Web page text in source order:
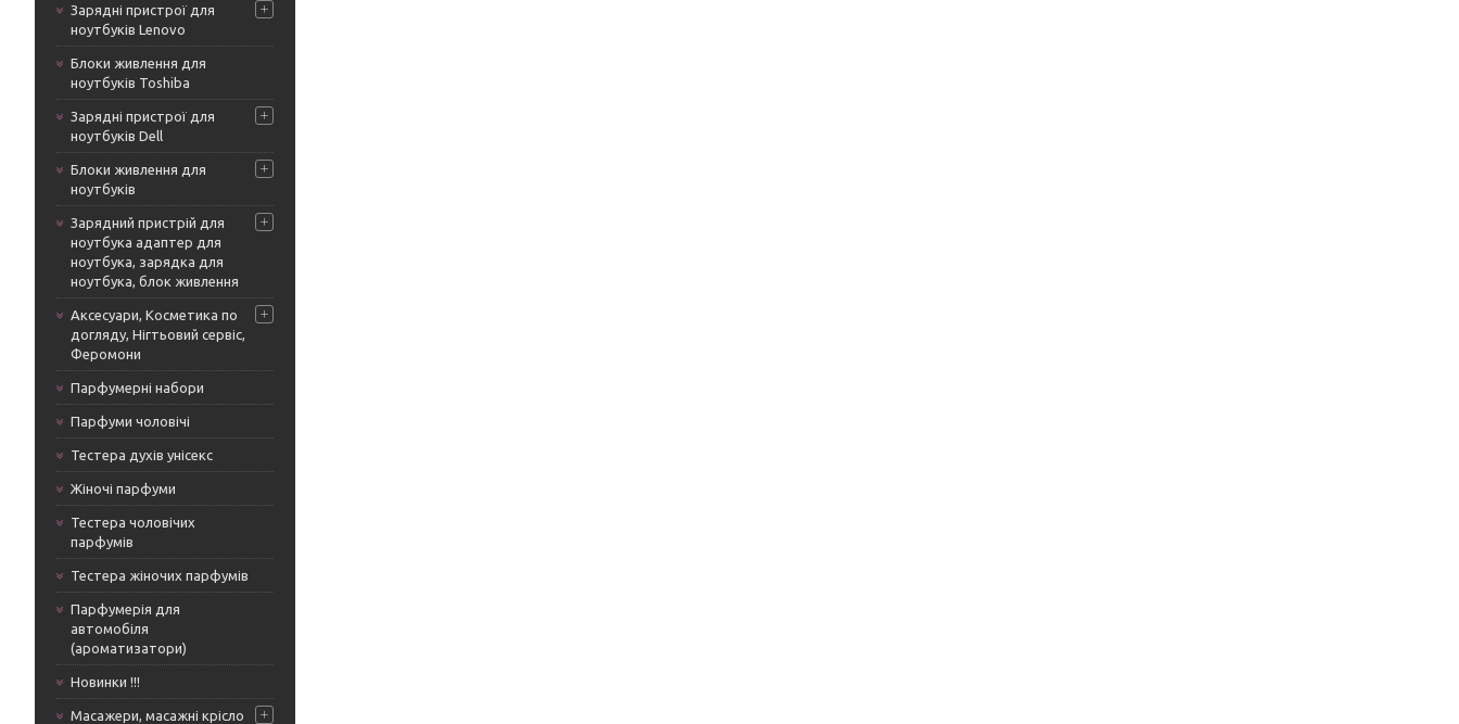
Зарядні пристрої для
ноутбуків Lenovo
Блоки живлення для
ноутбуків Toshiba
Зарядні пристрої для
ноутбуків Dell
Блоки живлення для
ноутбуків
Зарядний пристрій для
ноутбука адаптер для
ноутбука, зарядка для
ноутбука, блок живлення
Аксесуари, Косметика по
догляду, Нігтьовий сервіс,
Феромони
Парфумерні набори
Парфуми чоловічі
Тестера духів унісекс
Жіночі парфуми
Тестера чоловічих
парфумів
Тестера жіночих парфумів
Парфумерія для
автомобіля
(ароматизатори)
Новинки !!!
Масажери, масажні крісло